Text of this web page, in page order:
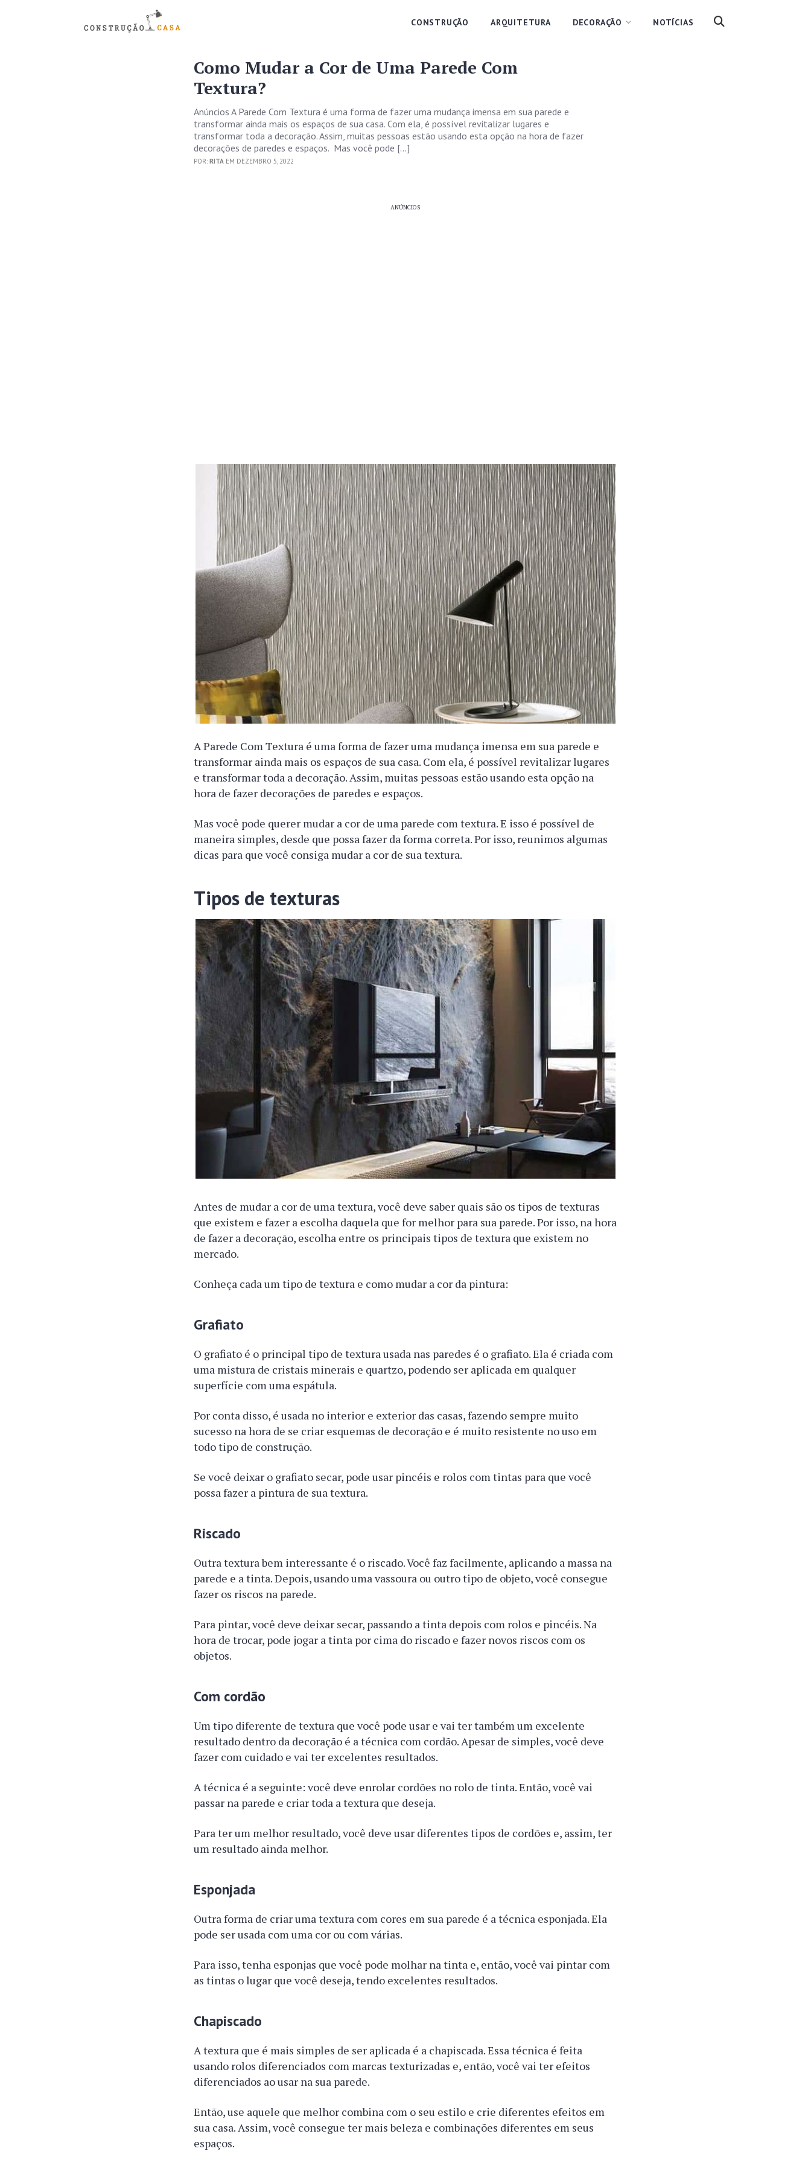
CONSTRUÇÃO ARQUITETURA DECORAÇÃO NOTÍCIAS
Como Mudar a Cor de Uma Parede Com
Textura?
Anúncios A Parede Com Textura é uma forma de fazer uma mudança imensa em sua parede e
transformar ainda mais os espaços de sua casa. Com ela, é possível revitalizar lugares e
transformar toda a decoração. Assim, muitas pessoas estão usando esta opção na hora de fazer
decorações de paredes e espaços. Mas você pode […]
POR:RITA EM DEZEMBRO 5, 2022
ANÚNCIOS
A Parede Com Textura é uma forma de fazer uma mudança imensa em sua parede e
transformar ainda mais os espaços de sua casa. Com ela, é possível revitalizar lugares
e transformar toda a decoração. Assim, muitas pessoas estão usando esta opção na
hora de fazer decorações de paredes e espaços.
Mas você pode querer mudar a cor de uma parede com textura. E isso é possível de
maneira simples, desde que possa fazer da forma correta. Por isso, reunimos algumas
dicas para que você consiga mudar a cor de sua textura.
Tipos de texturas
Antes de mudar a cor de uma textura, você deve saber quais são os tipos de texturas
que existem e fazer a escolha daquela que for melhor para sua parede. Por isso, na hora
de fazer a decoração, escolha entre os principais tipos de textura que existem no
mercado.
Conheça cada um tipo de textura e como mudar a cor da pintura:
Grafiato
O grafiato é o principal tipo de textura usada nas paredes é o grafiato. Ela é criada com
uma mistura de cristais minerais e quartzo, podendo ser aplicada em qualquer
superfície com uma espátula.
Por conta disso, é usada no interior e exterior das casas, fazendo sempre muito
sucesso na hora de se criar esquemas de decoração e é muito resistente no uso em
todo tipo de construção.
Se você deixar o grafiato secar, pode usar pincéis e rolos com tintas para que você
possa fazer a pintura de sua textura.
Riscado
Outra textura bem interessante é o riscado. Você faz facilmente, aplicando a massa na
parede e a tinta. Depois, usando uma vassoura ou outro tipo de objeto, você consegue
fazer os riscos na parede.
Para pintar, você deve deixar secar, passando a tinta depois com rolos e pincéis. Na
hora de trocar, pode jogar a tinta por cima do riscado e fazer novos riscos com os
objetos.
Com cordão
Um tipo diferente de textura que você pode usar e vai ter também um excelente
resultado dentro da decoração é a técnica com cordão. Apesar de simples, você deve
fazer com cuidado e vai ter excelentes resultados.
A técnica é a seguinte: você deve enrolar cordões no rolo de tinta. Então, você vai
passar na parede e criar toda a textura que deseja.
Para ter um melhor resultado, você deve usar diferentes tipos de cordões e, assim, ter
um resultado ainda melhor.
Esponjada
Outra forma de criar uma textura com cores em sua parede é a técnica esponjada. Ela
pode ser usada com uma cor ou com várias.
Para isso, tenha esponjas que você pode molhar na tinta e, então, você vai pintar com
as tintas o lugar que você deseja, tendo excelentes resultados.
Chapiscado
A textura que é mais simples de ser aplicada é a chapiscada. Essa técnica é feita
usando rolos diferenciados com marcas texturizadas e, então, você vai ter efeitos
diferenciados ao usar na sua parede.
Então, use aquele que melhor combina com o seu estilo e crie diferentes efeitos em
sua casa. Assim, você consegue ter mais beleza e combinações diferentes em seus
espaços.